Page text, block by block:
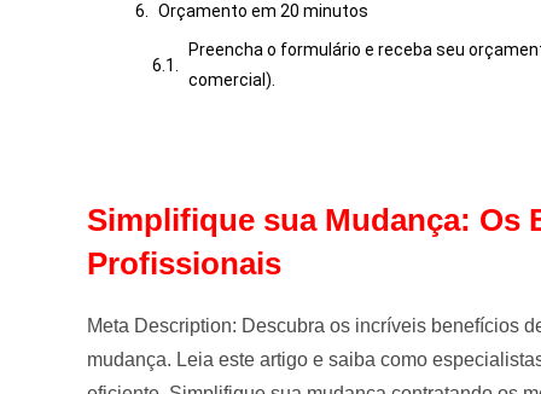
Orçamento em 20 minutos
Preencha o formulário e receba seu
comercial).
Simplifique sua Mudança: Os
Profissionais
Meta Description: Descubra os incríveis benefícios
mudança. Leia este artigo e saiba como